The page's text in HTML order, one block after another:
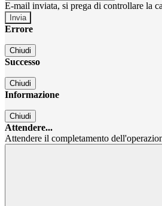
E-mail inviata, si prega di controllare la
Errore
Chiudi
Successo
Chiudi
Informazione
Chiudi
Attendere...
Attendere il completamento